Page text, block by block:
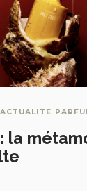
ACTUALITE
la